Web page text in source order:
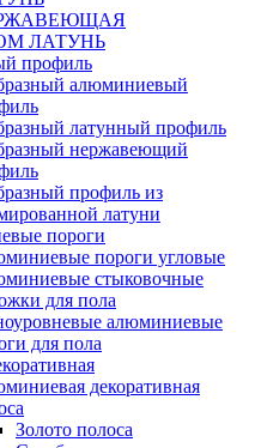
ЛАТУНЬ
профиль
алюминиевый
латунный профиль
нержавеющий
профиль из
латуни
пороги
пороги угловые
стыковочные
для пола
алюминиевые
для пола
декоративная
Золото полоса